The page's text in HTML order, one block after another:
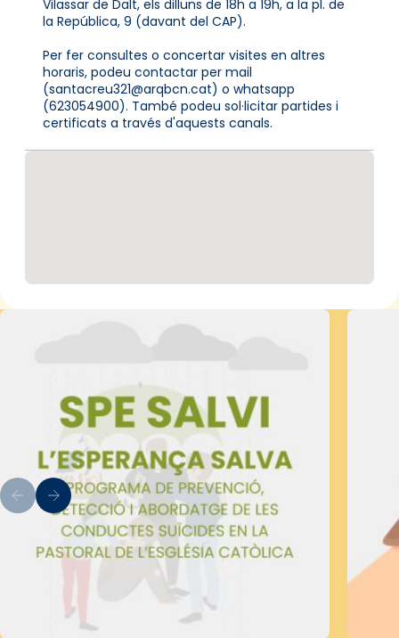
Vilassar de Dalt, els dilluns de 18h a 19h, a la pl. de
la República, 9 (davant del CAP).
Per fer consultes o concertar visites en altres
horaris, podeu contactar per mail
(santacreu321@arqbcn.cat) o whatsapp
(623054900). També podeu sol·licitar partides i
certificats a través d'aquests canals.